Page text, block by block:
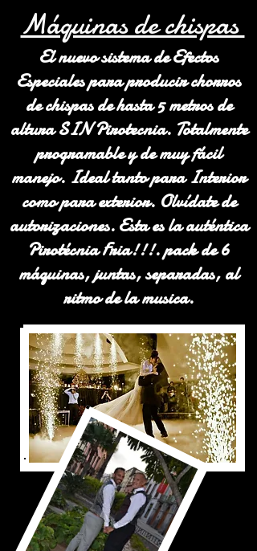
Máquinas de chispas
El nuevo sistema de Efectos
Especiales para producir chorros
de chispas de hasta 5 metros de
altura SIN Pirotecnia. Totalmente
programable y de muy fácil
manejo. Ideal tanto para Interior
como para exterior. Olvídate de
autorizaciones. Esta es la auténtica
Pirotécnia Fria!!!. pack de 6
máquinas, juntas, separadas, al
ritmo de la musica.